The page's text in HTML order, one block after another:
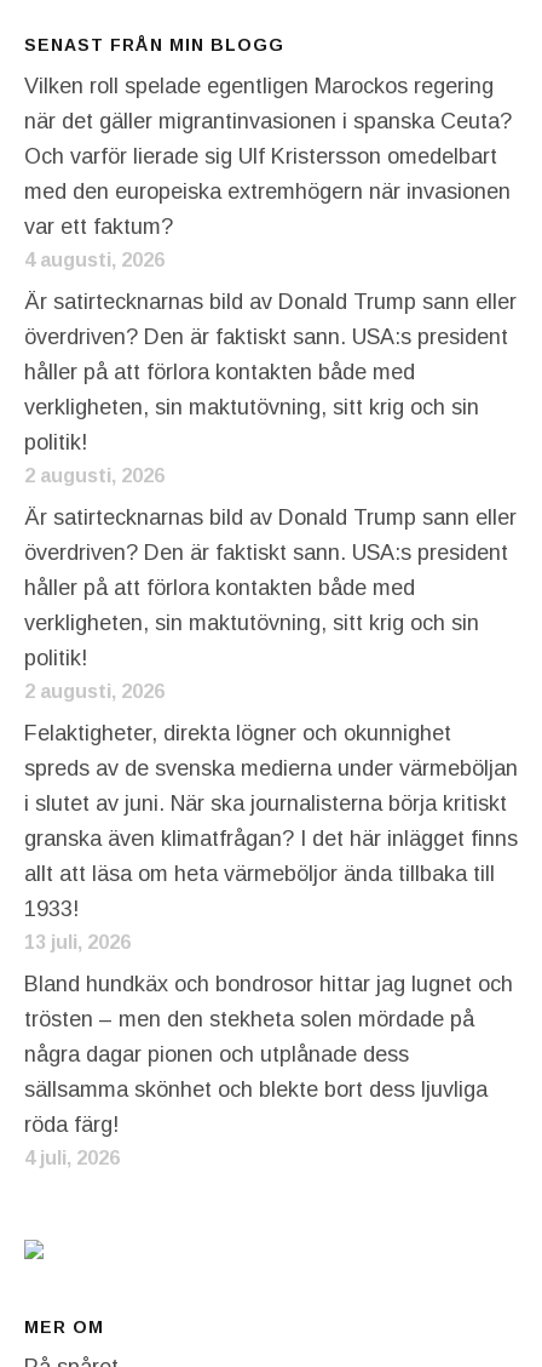
SENAST FRÅN MIN BLOGG
Vilken roll spelade egentligen Marockos regering
när det gäller migrantinvasionen i spanska Ceuta?
Och varför lierade sig Ulf Kristersson omedelbart
med den europeiska extremhögern när invasionen
var ett faktum?
4 augusti, 2026
Är satirtecknarnas bild av Donald Trump sann eller
överdriven? Den är faktiskt sann. USA:s president
håller på att förlora kontakten både med
verkligheten, sin maktutövning, sitt krig och sin
politik!
2 augusti, 2026
Är satirtecknarnas bild av Donald Trump sann eller
överdriven? Den är faktiskt sann. USA:s president
håller på att förlora kontakten både med
verkligheten, sin maktutövning, sitt krig och sin
politik!
2 augusti, 2026
Felaktigheter, direkta lögner och okunnighet
spreds av de svenska medierna under värmeböljan
i slutet av juni. När ska journalisterna börja kritiskt
granska även klimatfrågan? I det här inlägget finns
allt att läsa om heta värmeböljor ända tillbaka till
1933!
13 juli, 2026
Bland hundkäx och bondrosor hittar jag lugnet och
trösten – men den stekheta solen mördade på
några dagar pionen och utplånade dess
sällsamma skönhet och blekte bort dess ljuvliga
röda färg!
4 juli, 2026
MER OM